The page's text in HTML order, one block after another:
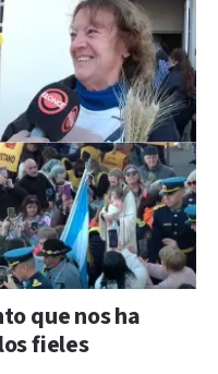
que nos ha
fieles